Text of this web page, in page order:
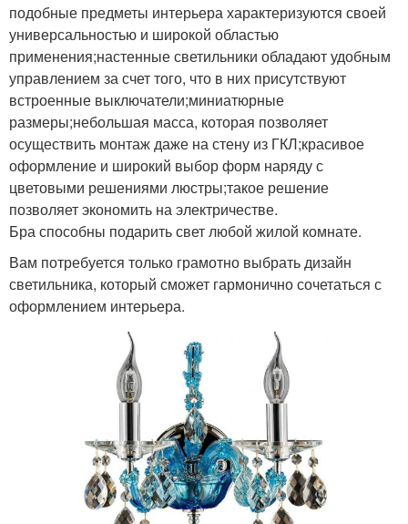
подобные предметы интерьера характеризуются своей
универсальностью и широкой областью
применения;настенные светильники обладают удобным
управлением за счет того, что в них присутствуют
встроенные выключатели;миниатюрные
размеры;небольшая масса, которая позволяет
осуществить монтаж даже на стену из ГКЛ;красивое
оформление и широкий выбор форм наряду с
цветовыми решениями люстры;такое решение
позволяет экономить на электричестве.
Бра способны подарить свет любой жилой комнате.
Вам потребуется только грамотно выбрать дизайн
светильника, который сможет гармонично сочетаться с
оформлением интерьера.